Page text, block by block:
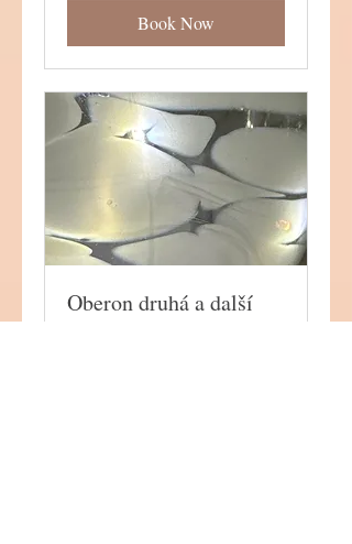
Book Now
Oberon druhá a další